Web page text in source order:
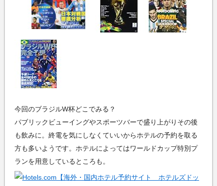
今回のブラジルW杯どこでみる？
パブリックビューイングやスポーツバーで盛り上がりその後
も飲みに。終電を気にしなくていいからホテルの予約を取る
方も多いようです。ホテルによってはワールドカップ特別プ
ランを用意しているところも。